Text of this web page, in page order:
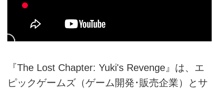
『The Lost Chapter: Yuki's Revenge』は、エ
ピックゲームズ（ゲーム開発･販売企業）とサ